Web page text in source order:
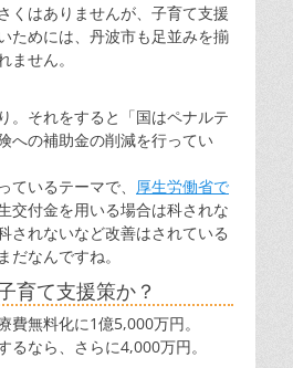
くはありませんが、子育て支援
ためには、丹波市も足並みを揃
ません。
。それをすると「国はペナルテ
への補助金の削減を行ってい
いるテーマで、
厚生労働省で
生交付金を用いる場合は科されな
されないなど改善はされている
だなんですね。
育て支援策か？
無料化に1億5,000万円。
なら、さらに4,000万円。